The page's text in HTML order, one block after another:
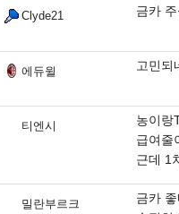
Clyde21 금카
에듀윌 고민되
티엔시
농이랑
급여줄
근데 1
밀란부르크
금카